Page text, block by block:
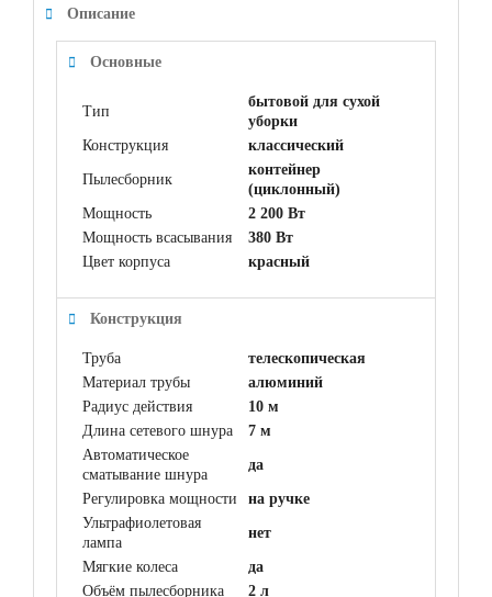
Описание
Основные
Тип
бытовой для сухой
уборки
Конструкция
классический
Пылесборник
контейнер
(циклонный)
Мощность
2 200 Вт
Мощность всасывания
380 Вт
Цвет корпуса
красный
Конструкция
Труба
телескопическая
Материал трубы
алюминий
Радиус действия
10 м
Длина сетевого шнура
7 м
Автоматическое
сматывание шнура
да
Регулировка мощности
на ручке
Ультрафиолетовая
лампа
нет
Мягкие колеса
да
Объём пылесборника
2 л